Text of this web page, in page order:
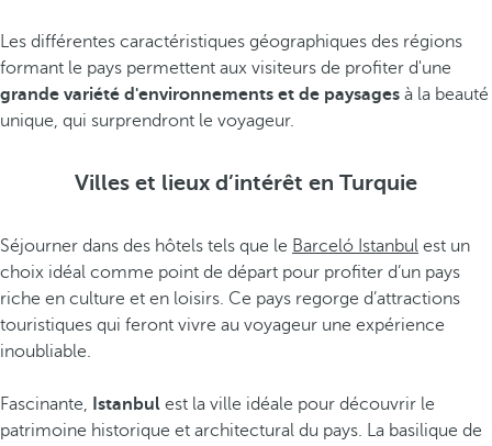
Les différentes caractéristiques géographiques des régions
formant le pays permettent aux visiteurs de profiter d'une
grande variété d'environnements et de paysages à la beauté
unique, qui surprendront le voyageur.
Villes et lieux d’intérêt en Turquie
Séjourner dans des hôtels tels que le Barceló Istanbul est un
choix idéal comme point de départ pour profiter d’un pays
riche en culture et en loisirs. Ce pays regorge d’attractions
touristiques qui feront vivre au voyageur une expérience
inoubliable.
Fascinante, Istanbul est la ville idéale pour découvrir le
patrimoine historique et architectural du pays. La basilique de